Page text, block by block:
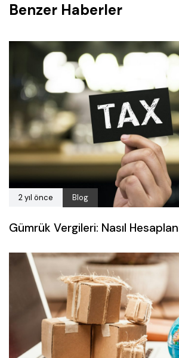
Benzer Haberler
2 yıl önce Blog
Gümrük Vergileri: Nasıl